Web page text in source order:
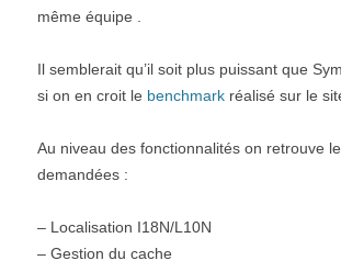
même équipe .
Il semblerait qu’il soit plus puissant que
si on en croit le benchmark réalisé sur le
Au niveau des fonctionnalités on retrouve
demandées :
– Localisation I18N/L10N
– Gestion du cache